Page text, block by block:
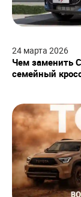
24 марта 2026
Чем заменить
семейный